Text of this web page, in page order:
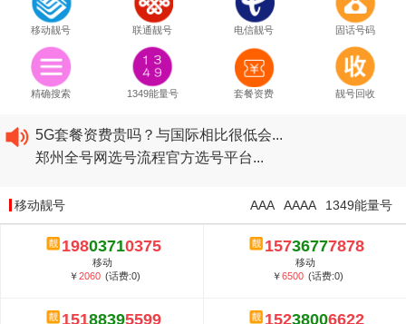
移动靓号 联通靓号 电信靓号 固话号码
精确搜索 1349能量号 套餐资费 靓号回收
2020​移动最新套餐资费...
2020​联通最新套餐资费...
5G套餐资费贵吗？与国际相比很低会...
郑州全号网选号流程官方选号平台...
2020​联通最新套餐资费...
2020​电信最新套餐资费...
5G套餐资费贵吗？与国际相比很低会...
郑州全号网选号流程官方选号平台...
移动靓号 1349能量号
AAAA
AAA
19803710375
移动
￥2060 (话费:0)
15736777878
移动
￥6500 (话费:0)
15188395599 15238006622